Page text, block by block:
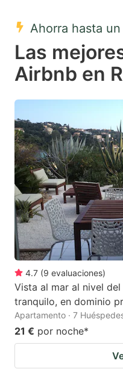
key
to
get
keyboard
shortcuts
for
changing
dates.
Ahorra hasta un
Las
Airbnb en
4.7 (9 evaluaciones)
Vista al mar al nivel
tranquilo, en dominio
Apartamento · 7
21 € por noche*